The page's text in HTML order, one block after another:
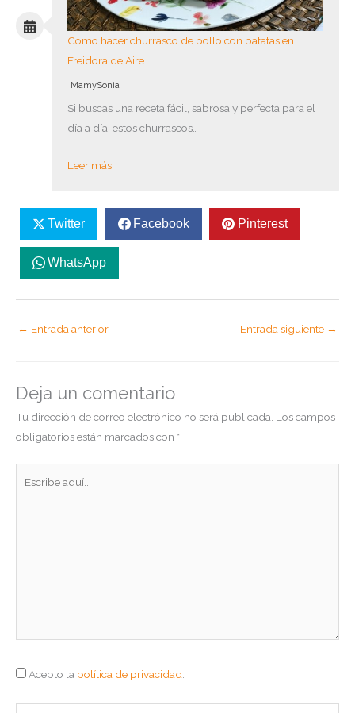
Como hacer churrasco de pollo con patatas en
Freidora de Aire
MamySonia
Si buscas una receta fácil, sabrosa y perfecta para el
día a día, estos churrascos…
Leer más
Twitter Facebook Pinterest
WhatsApp
← Entrada anterior Entrada siguiente →
Deja un comentario
Tu dirección de correo electrónico no será publicada. Los campos
obligatorios están marcados con *
Acepto la política de privacidad